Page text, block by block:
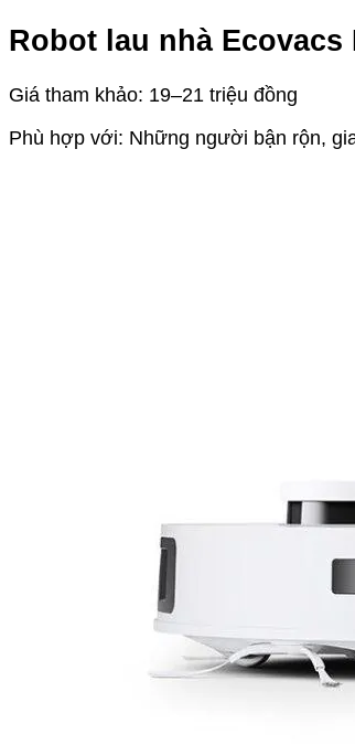
Robot lau nhà Ecovacs
Giá tham khảo: 19–21 triệu đồng
Phù hợp với: Những người bận rộn,